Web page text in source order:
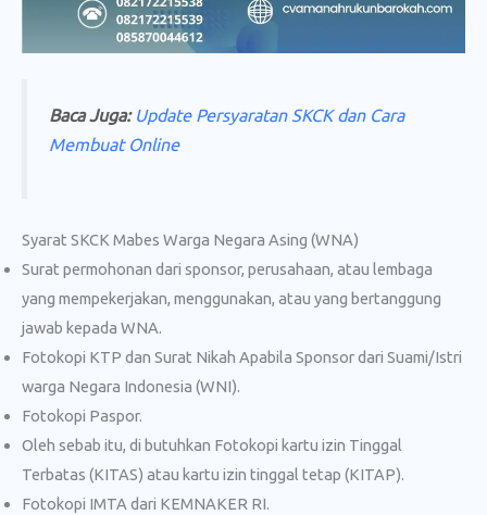
Baca Juga: Update Persyaratan SKCK dan Cara
Membuat Online
Syarat SKCK Mabes Warga Negara Asing (WNA)
Surat permohonan dari sponsor, perusahaan, atau lembaga
yang mempekerjakan, menggunakan, atau yang bertanggung
jawab kepada WNA.
Fotokopi KTP dan Surat Nikah Apabila Sponsor dari Suami/Istri
warga Negara Indonesia (WNI).
Fotokopi Paspor.
Oleh sebab itu, di butuhkan Fotokopi kartu izin Tinggal
Terbatas (KITAS) atau kartu izin tinggal tetap (KITAP).
Fotokopi IMTA dari KEMNAKER RI.